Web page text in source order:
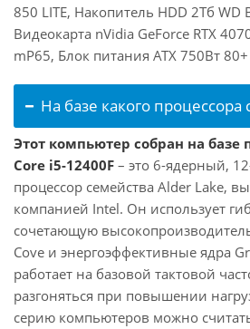
850 LITE, Накопитель HDD 2Тб WD
Видеокарта nVidia GeForce RTX
mP65, Блок питания ATX 750Вт
На базе какого процессора
Этот компьютер собран на базе
Core i5-12400F – это 6-ядерный,
процессор семейства Alder Lake,
компанией Intel. Он использует
сочетающую
Cove и энергоэффективные ядра
работает на базовой тактовой
разгоняться при повышении
серию компьютеров можно